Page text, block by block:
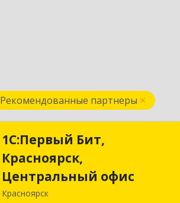
Рекомендованные партнеры
1С:Первый Бит,
Красноярск,
Центральный офис
Красноярск
1С:Первый Бит,
Центральный офис